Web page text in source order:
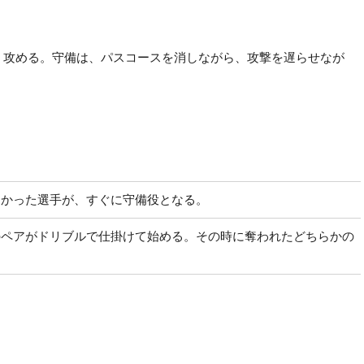
める。守備は、パスコースを消しながら、攻撃を遅らせなが
った選手が、すぐに守備役となる。
アがドリブルで仕掛けて始める。その時に奪われたどちらかの